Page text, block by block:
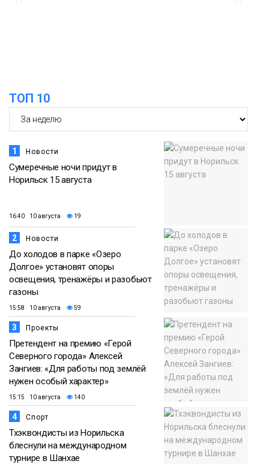
ТОП 10
1 Новости
Сумеречные ночи придут в
Норильск 15 августа
16:40 10 августа 19
2 Новости
До холодов в парке «Озеро
Долгое» установят опоры
освещения, тренажёры и разобьют
газоны
15:58 10 августа 59
3 Проекты
Претендент на премию «Герой
Северного города» Алексей
Зангиев: «Для работы под землёй
нужен особый характер»
15:15 10 августа 140
4 Спорт
Тхэквондисты из Норильска
блеснули на международном
турнире в Шанхае